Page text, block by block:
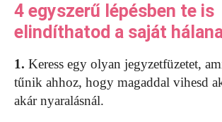
4 egyszerű lépésben te is
elindíthatod a saját
1. Keress egy olyan jegyzetfüzetet,
tűnik ahhoz, hogy magaddal vihesd
akár nyaralásnál.